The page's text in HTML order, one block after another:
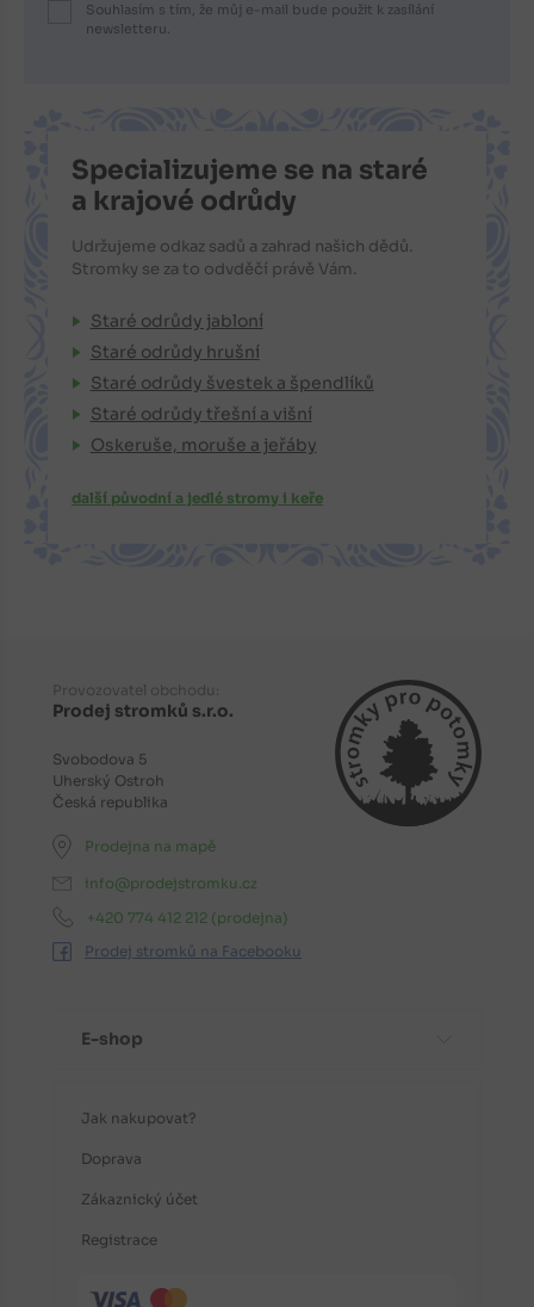
Souhlasím s tím, že můj e-mail bude použit k zasílání
newsletteru.
Specializujeme se na staré
a krajové odrůdy
Udržujeme odkaz sadů a zahrad našich dědů.
Stromky se za to odvděčí právě Vám.
Staré odrůdy jabloní
Staré odrůdy hrušní
Staré odrůdy švestek a špendlíků
Staré odrůdy třešní a višní
Oskeruše, moruše a jeřáby
další původní a jedlé stromy i keře
Provozovatel obchodu:
Prodej stromků s.r.o.
Svobodova 5
Uherský Ostroh
Česká republika
Prodejna na mapě
info@prodejstromku.cz
+420 774 412 212 (prodejna)
Prodej stromků na Facebooku
E-shop
Jak nakupovat?
Doprava
Zákaznický účet
Registrace